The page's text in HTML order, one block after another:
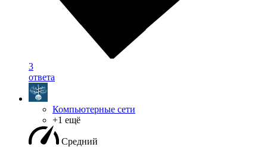
3
ответа
Компьютерные сети
+1 ещё
Средний